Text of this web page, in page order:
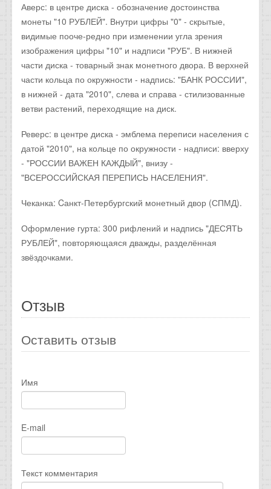
Аверс: в центре диска - обозначение достоинства
монеты "10 РУБЛЕЙ". Внутри цифры "0" - скрытые,
видимые пооче-редно при изменении угла зрения
изображения цифры "10" и надписи "РУБ". В нижней
части диска - товарный знак монетного двора. В верхней
части кольца по окружности - надпись: "БАНК РОССИИ",
в нижней - дата "2010", слева и справа - стилизованные
ветви растений, переходящие на диск.
Реверс: в центре диска - эмблема переписи населения с
датой "2010", на кольце по окружности - надписи: вверху
- "РОССИИ ВАЖЕН КАЖДЫЙ", внизу -
"ВСЕРОССИЙСКАЯ ПЕРЕПИСЬ НАСЕЛЕНИЯ".
Чеканка: Cанкт-Петербургский монетный двор (СПМД).
Оформление гурта: 300 рифлений и надпись "ДЕСЯТЬ
РУБЛЕЙ", повторяющаяся дважды, разделённая
звёздочками.
Отзыв
Оставить отзыв
Имя
E-mail
Текст комментария